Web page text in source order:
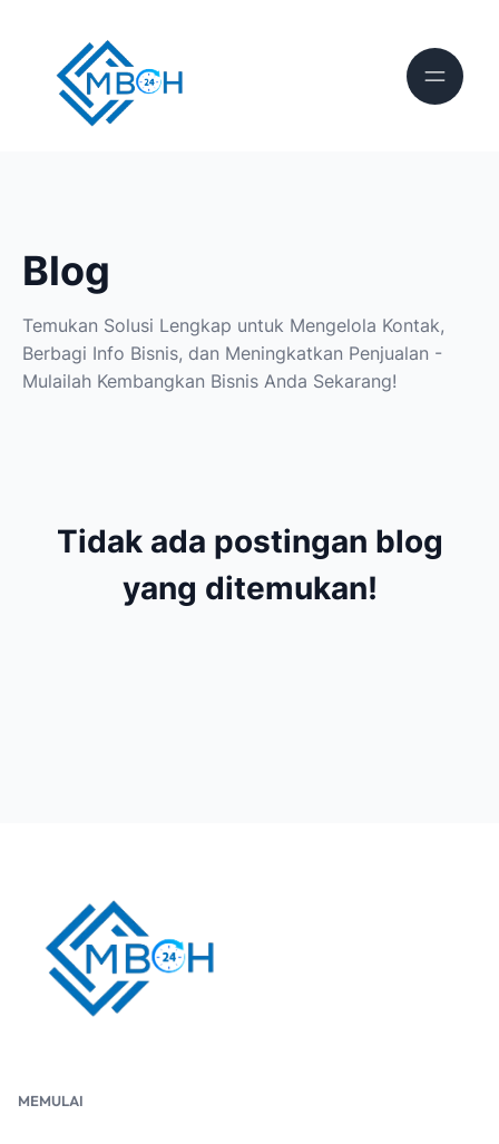
Blog
Temukan Solusi Lengkap untuk Mengelola Kontak,
Berbagi Info Bisnis, dan Meningkatkan Penjualan -
Mulailah Kembangkan Bisnis Anda Sekarang!
Tidak ada postingan blog
yang ditemukan!
MEMULAI